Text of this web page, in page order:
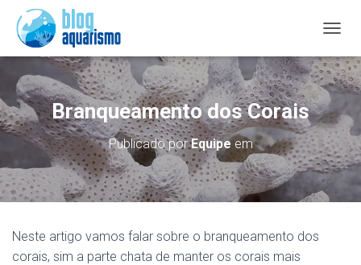
L
T
E
N
A
R
N
Branqueamento dos Corais
Publicado porEquipeem
Neste artigo vamos falar sobre o branqueamento dos
corais, sim a parte chata de manter os corais mais